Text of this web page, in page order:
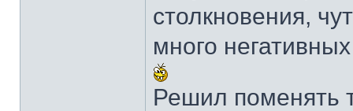
столкновения,
много
Решил поменять